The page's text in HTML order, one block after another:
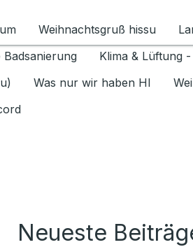
Datenschutz 1.6.2026 umschalten
Weihnachtsgruß hissu
Badsanierung
Klima & Lüftung
Was nur wir haben HI
Neueste